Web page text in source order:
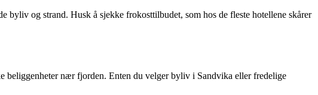
byliv og strand. Husk å sjekke frokosttilbudet, som hos de fleste hotellene skårer
beliggenheter nær fjorden. Enten du velger byliv i Sandvika eller fredelige